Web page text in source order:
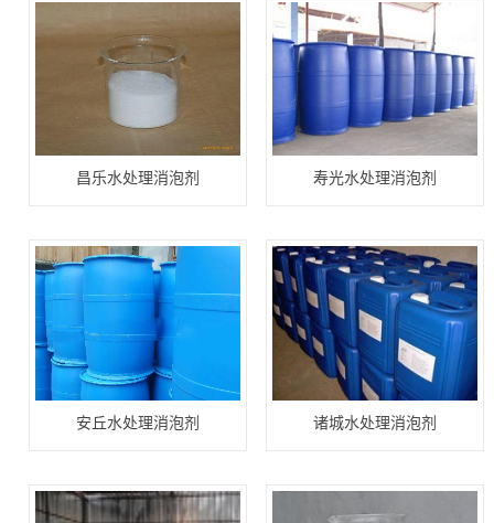
昌乐水处理消泡剂 寿光水处理消泡剂
安丘水处理消泡剂 诸城水处理消泡剂